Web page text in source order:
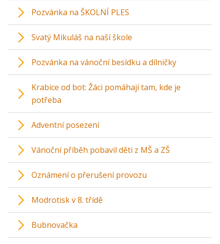
Pozvánka na ŠKOLNÍ PLES
Svatý Mikuláš na naší škole
Pozvánka na vánoční besídku a dílničky
Krabice od bot: Žáci pomáhají tam, kde je
potřeba
Adventní posezení
Vánoční příběh pobavil děti z MŠ a ZŠ
Oznámení o přerušení provozu
Modrotisk v 8. třídě
Bubnovačka